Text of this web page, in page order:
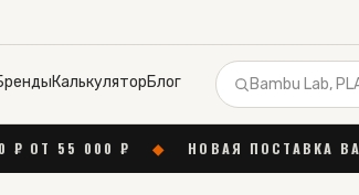
КалькуляторБлог
₽ ◆ НОВАЯ ПОСТАВКА BAMBU LAB